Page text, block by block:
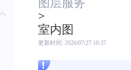
图层服务
>
室内图
更新时间: 2026/07/27 10:37